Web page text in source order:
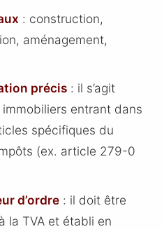
: construction,
aménagement,
précis : il s’agit
entrant dans
spécifiques du
(ex. article 279-0
d’ordre : il doit être
la TVA et établi en